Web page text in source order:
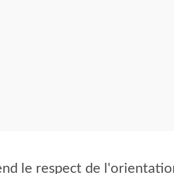
le respect de